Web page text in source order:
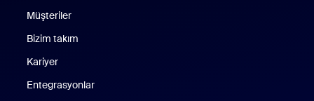
Müşteriler
Bizim takım
Kariyer
Entegrasyonlar